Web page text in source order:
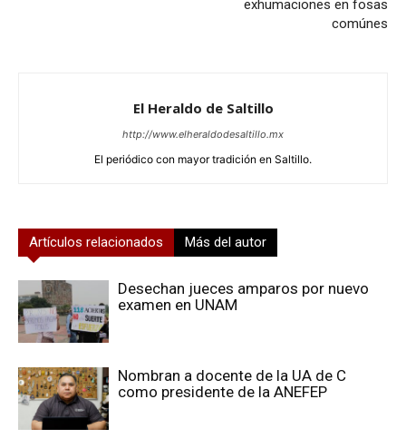
exhumaciones en fosas
comúnes
El Heraldo de Saltillo
http://www.elheraldodesaltillo.mx
El periódico con mayor tradición en Saltillo.
Artículos relacionados Más del autor
Desechan jueces amparos por nuevo
examen en UNAM
Nombran a docente de la UA de C
como presidente de la ANEFEP